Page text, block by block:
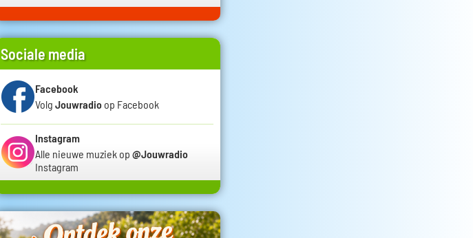
Sociale media
Facebook
Volg Jouwradio op Facebook
Instagram
Alle nieuwe muziek op @Jouwradio
Instagram